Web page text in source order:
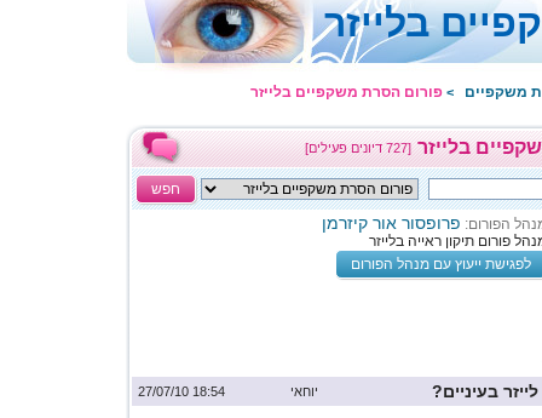
בלייזר
משקפיים > פורום הסרת משקפיים בלייזר
[727 דיונים פעילים] בלייזר
חפש
הפורום: פרופסור אור קיזרמן
פורום תיקון ראייה בלייזר
לפגישת ייעוץ עם מנהל הפורום
18:54 27/07/10 יוחאי בעיניים?